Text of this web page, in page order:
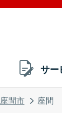
サー
座間市 座間